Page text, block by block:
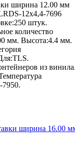
ширина 12.00 мм
12x4,4-7696
штук.
количество
мм. Высота:4.4 мм.
из